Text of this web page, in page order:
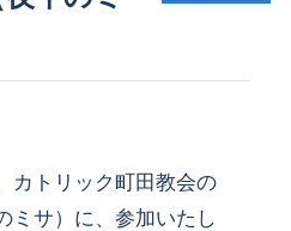
カトリック町田教会の
ミサ）に、参加いたし